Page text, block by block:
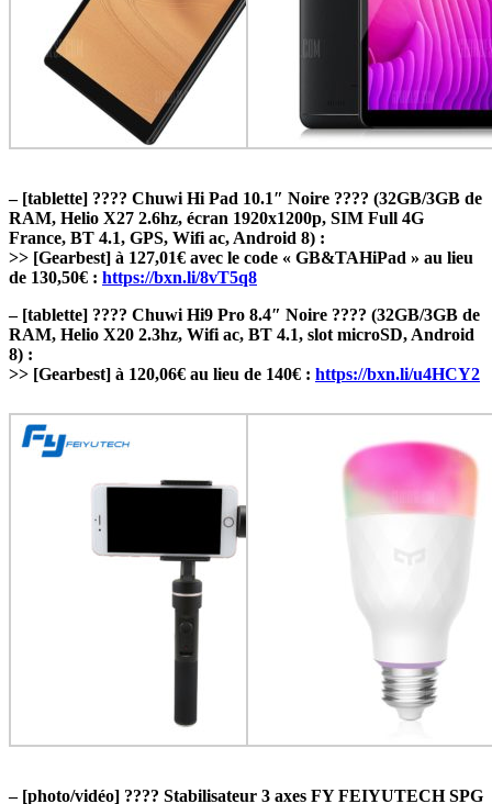
– [tablette] ???? Chuwi Hi Pad 10.1″ Noire ???? (32GB/3GB de
RAM, Helio X27 2.6hz, écran 1920x1200p, SIM Full 4G
France, BT 4.1, GPS, Wifi ac, Android 8) :
>> [Gearbest] à 127,01€ avec le code « GB&TAHiPad » au lieu
de 130,50€ : https://bxn.li/8vT5q8
– [tablette] ???? Chuwi Hi9 Pro 8.4″ Noire ???? (32GB/3GB de
RAM, Helio X20 2.3hz, Wifi ac, BT 4.1, slot microSD, Android
8) :
>> [Gearbest] à 120,06€ au lieu de 140€ : https://bxn.li/u4HCY2
– [photo/vidéo] ???? Stabilisateur 3 axes FY FEIYUTECH SPG